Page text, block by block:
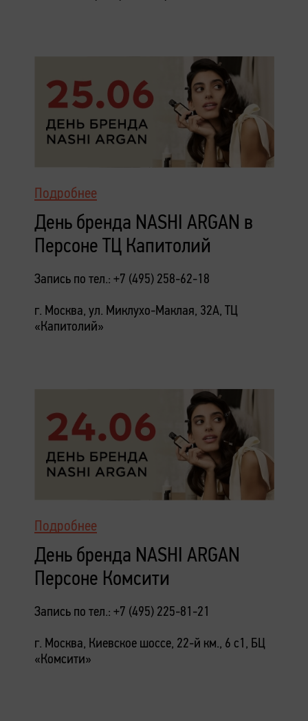
Подробнее
День бренда NASHI ARGAN в
Персоне ТЦ Капитолий
Запись по тел.: +7 (495) 258-62-18
г. Москва, ул. Миклухо-Маклая, 32А, ТЦ
«Капитолий»
Подробнее
День бренда NASHI ARGAN
Персоне Комсити
Запись по тел.: +7 (495) 225-81-21
г. Москва, Киевское шоссе, 22-й км., 6 с1, БЦ
«Комсити»